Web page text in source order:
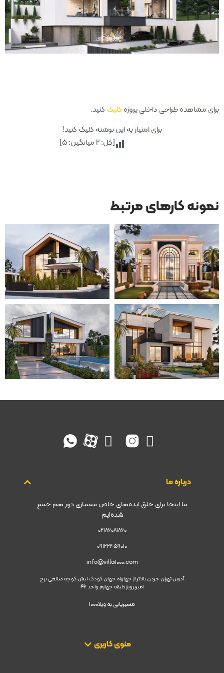
برای مشاهده طراحی داخلی پروژه کلیک کنید.
برای امتیاز به این نوشته کلیک کنید!
[کل:2میانگین:5
]
نمونه کارهای مرتبط
درباره ما
ما اینجا برای خلق ایده‌های خاص معماری دور هم جمع
شده‌ایم
02186081860
09122459010
info@villa1000.com
آدرس تهران جردن بالاتر از چهارراه جهان کودک نبش کوچه صانعی برج
امیرپرویز طبقه چهارم واحد 46
مسیریابی به ویلا1000
منوی کاربری​